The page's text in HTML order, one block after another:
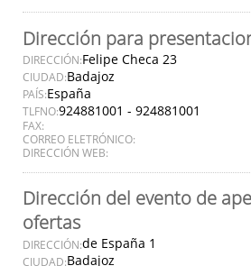
Dirección para
DIRECCIÓN:Felipe Checa 23
CIUDAD:Badajoz
PAÍS:España
TLFNO:924881001 - 924881001
FAX:
CORREO ELETRÓNICO:
DIRECCIÓN WEB:
Dirección del evento de
ofertas
DIRECCIÓN:de España 1
CIUDAD:Badajoz